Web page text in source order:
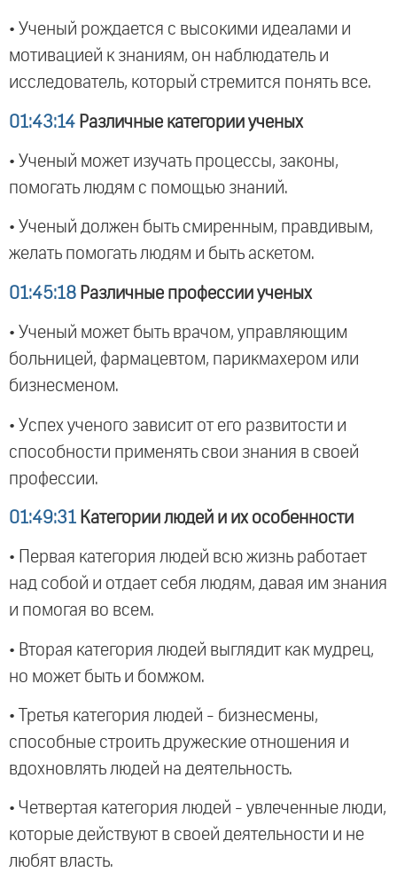
• Ученый рождается с высокими идеалами и
мотивацией к знаниям, он наблюдатель и
исследователь, который стремится понять все.
01:43:14 Различные категории ученых
• Ученый может изучать процессы, законы,
помогать людям с помощью знаний.
• Ученый должен быть смиренным, правдивым,
желать помогать людям и быть аскетом.
01:45:18 Различные профессии ученых
• Ученый может быть врачом, управляющим
больницей, фармацевтом, парикмахером или
бизнесменом.
• Успех ученого зависит от его развитости и
способности применять свои знания в своей
профессии.
01:49:31 Категории людей и их особенности
• Первая категория людей всю жизнь работает
над собой и отдает себя людям, давая им знания
и помогая во всем.
• Вторая категория людей выглядит как мудрец,
но может быть и бомжом.
• Третья категория людей - бизнесмены,
способные строить дружеские отношения и
вдохновлять людей на деятельность.
• Четвертая категория людей - увлеченные люди,
которые действуют в своей деятельности и не
любят власть.